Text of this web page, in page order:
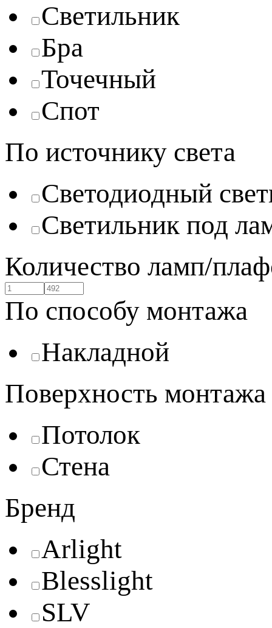
Светильник
Бра
Точечный
Спот
По источнику света
Светодиодный
Светильник под
Количество ламп/
По способу монтажа
Накладной
Поверхность монтажа
Потолок
Стена
Бренд
Arlight
Blesslight
SLV